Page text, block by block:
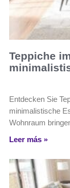
Teppiche
Entdecken Sie
minimalistische
Wohnraum
Leer más »